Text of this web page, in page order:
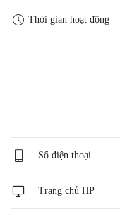
Thời gian hoạt động
Số điện thoại
Trang chủ HP